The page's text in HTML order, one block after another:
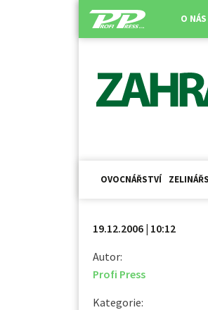
O NÁS
OVOCNÁŘSTVÍ
19.12.2006 | 10:12
Autor:
Profi Press
Kategorie: